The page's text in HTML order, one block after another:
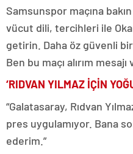
Samsunspor maçına
vücut dili, tercihleri ile
getirin. Daha öz güvenli
Ben bu maçı alırım mesajı
‘RIDVAN YILMAZ İÇİN
“Galatasaray, Rıdvan
pres uygulamıyor. Bana
ederim.”